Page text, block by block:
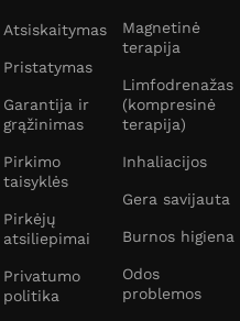
Atsiskaitymas
Pristatymas
Garantija ir
grąžinimas
Pirkimo
taisyklės
Pirkėjų
atsiliepimai
Privatumo
politika
Magnetinė
terapija
Limfodrenažas
(kompresinė
terapija)
Inhaliacijos
Gera savijauta
Burnos higiena
Odos
problemos